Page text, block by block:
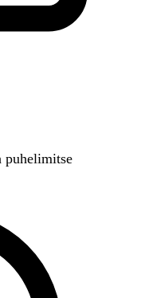
puhelimitse